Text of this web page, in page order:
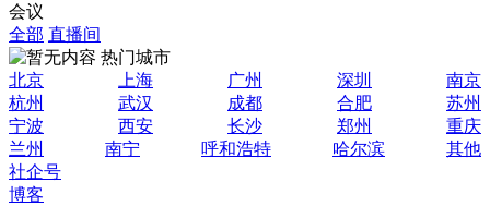
会议
全部 直播间
热门城市
北京
上海 广州 深圳
南京
杭州
武汉 成都 合肥
苏州
宁波
西安 长沙 郑州
重庆
兰州
南宁 呼和浩特 哈尔滨
其他
社企号
博客